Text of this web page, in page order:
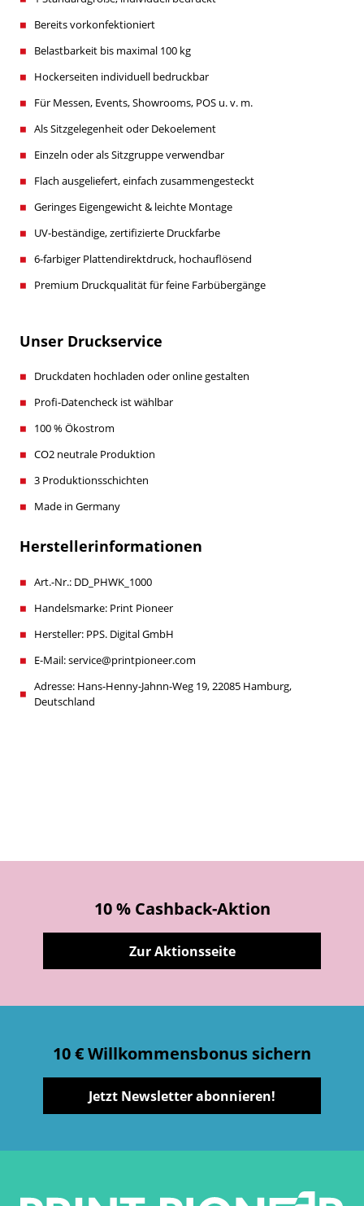
Bereits vorkonfektioniert
Belastbarkeit bis maximal 100 kg
Hockerseiten individuell bedruckbar
Für Messen, Events, Showrooms, POS u. v. m.
Als Sitzgelegenheit oder Dekoelement
Einzeln oder als Sitzgruppe verwendbar
Flach ausgeliefert, einfach zusammengesteckt
Geringes Eigengewicht & leichte Montage
UV-beständige, zertifizierte Druckfarbe
6-farbiger Plattendirektdruck, hochauflösend
Premium Druckqualität für feine Farbübergänge
Unser Druckservice
Druckdaten hochladen oder online gestalten
Profi-Datencheck ist wählbar
100 % Ökostrom
CO2 neutrale Produktion
3 Produktionsschichten
Made in Germany
Herstellerinformationen
Art.-Nr.: DD_PHWK_1000
Handelsmarke: Print Pioneer
Hersteller: PPS. Digital GmbH
E-Mail: service@printpioneer.com
Adresse: Hans-Henny-Jahnn-Weg 19, 22085 Hamburg,
Deutschland
10 % Cashback-Aktion
Zur Aktionsseite
10 € Willkommensbonus sichern
Jetzt Newsletter abonnieren!